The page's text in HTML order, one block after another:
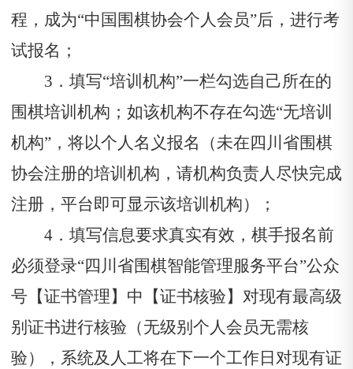
程，成为“中国围棋协会个人会员”后，进行考
试报名；
3．填写“培训机构”一栏勾选自己所在的
围棋培训机构；如该机构不存在勾选“无培训
机构”，将以个人名义报名（未在四川省围棋
协会注册的培训机构，请机构负责人尽快完成
注册，平台即可显示该培训机构）；
4．填写信息要求真实有效，棋手报名前
必须登录“四川省围棋智能管理服务平台”公众
号【证书管理】中【证书核验】对现有最高级
别证书进行核验（无级别个人会员无需核
验），系统及人工将在下一个工作日对现有证